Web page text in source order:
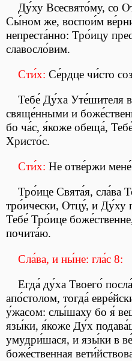
Ду́ху Всесвято́му, со
Сы́ном же, воспои́м
непреста́нно: Тро́ицу
славосло́вим.
Сти́х: Се́рдце чи́сто
Тебе́ Ду́ха Уте́шителя
свяще́нными и
бо ча́с, я́коже обеща́,
Христо́с.
Сти́х: Не отве́ржи
Тро́ице Свята́я, сла́ва
тро́ически, Отцу́, и
Тебе́ Тро́ице
почита́ю.
Сла́ва, и ны́не: гла́с 8:
Егда́ ду́ха Твоего́
апо́столом, тогда́
у́жасом: слы́шаху бо я́
язы́ки, я́коже Ду́х
умудри́шася, и язы́ки в
боже́ственная